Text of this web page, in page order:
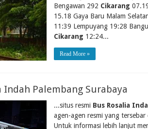
Bengawan 292 Cikarang
15.18 Gaya Baru Malam
11:39 Lempuyang 19:28
Cikarang 12:24...
Read More »
Indah Palembang Surabaya
...situs resmi Bus Rosalia
agen-agen resmi yang
Untuk informasi lebih lanjut